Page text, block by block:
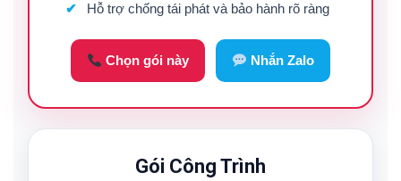
Hỗ trợ chống tái phát và bảo hành rõ ràng
Chọn gói này Nhắn Zalo
Gói Công Trình